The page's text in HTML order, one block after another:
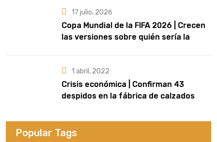
17 julio, 2026
Copa Mundial de la FIFA 2026 | Crecen
las versiones sobre quién sería la
1 abril, 2022
Crisis económica | Confirman 43
despidos en la fábrica de calzados
Popular Tags